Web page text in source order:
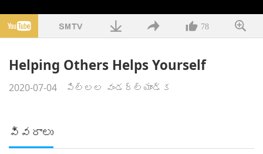
78
Helping Others Helps Yourself
2020-07-04 పిల్లల వండర్ల్యాండ్క
వివరాలు